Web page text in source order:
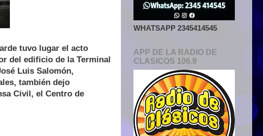
tuvo lugar el acto
del edificio de la Terminal
Luis Salomón,
también dejo
Civil, el Centro de
WHATSAPP 2345414545
APP DE LA RADIO DE
CLASICOS 106.9